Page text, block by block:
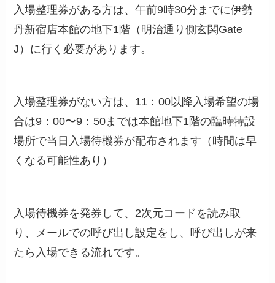
入場整理券がある方は、午前9時30分までに伊勢
丹新宿店本館の地下1階（明治通り側玄関Gate
J）に行く必要があります。
入場整理券がない方は、11：00以降入場希望の場
合は9：00〜9：50までは本館地下1階の臨時特設
場所で当日入場待機券が配布されます（時間は早
くなる可能性あり）
入場待機券を発券して、2次元コードを読み取
り、メールでの呼び出し設定をし、呼び出しが来
たら入場できる流れです。